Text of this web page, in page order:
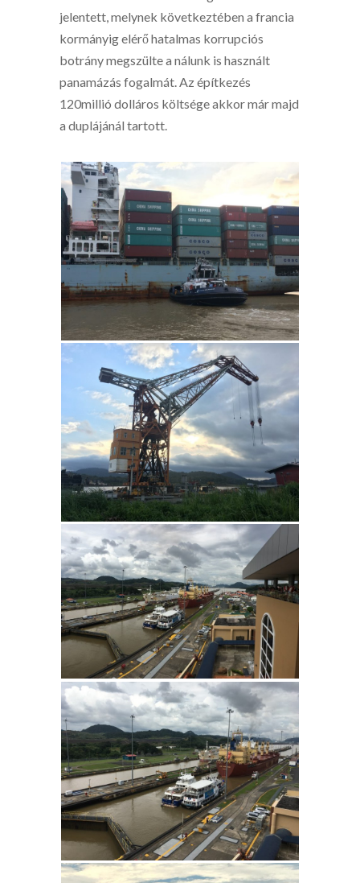
jelentett, melynek következtében a francia
kormányig elérő hatalmas korrupciós
botrány megszülte a nálunk is használt
panamázás fogalmát. Az építkezés
120millió dolláros költsége akkor már majd
a duplájánál tartott.